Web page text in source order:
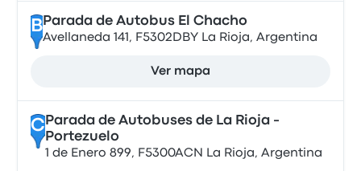
B Parada de Autobus El Chacho
Avellaneda 141, F5302DBY La Rioja, Argentina
Ver mapa
CParada de Autobuses de La Rioja -
Portezuelo
1 de Enero 899, F5300ACN La Rioja, Argentina